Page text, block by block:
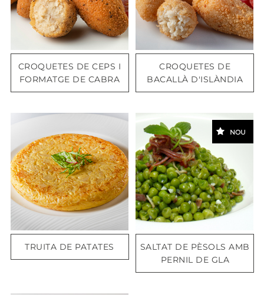
CROQUETES DE CEPS I
FORMATGE DE CABRA
CROQUETES DE
BACALLÀ D'ISLÀNDIA
TRUITA DE PATATES
SALTAT DE PÈSOLS AMB
PERNIL DE GLA
NOU